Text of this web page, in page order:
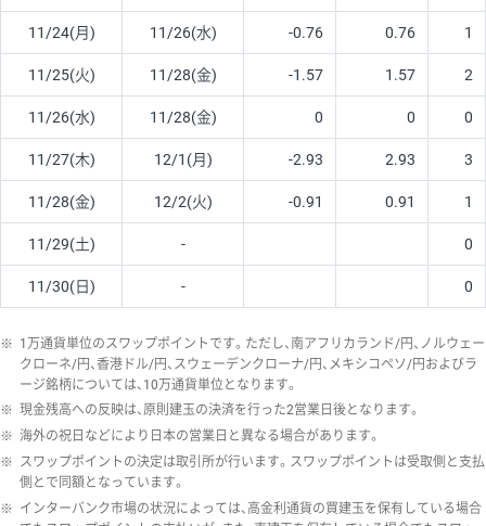
11/24(月) 11/26(水) -0.76 0.76 1
11/25(火) 11/28(金) -1.57 1.57 2
11/26(水) 11/28(金) 0 0 0
11/27(木) 12/1(月) -2.93 2.93 3
11/28(金) 12/2(火) -0.91 0.91 1
11/29(土) - 0
11/30(日) - 0
※ 1万通貨単位のスワップポイントです。ただし、南アフリカランド/円、ノルウェー
クローネ/円、香港ドル/円、スウェーデンクローナ/円、メキシコペソ/円およびラ
ージ銘柄については、10万通貨単位となります。
※ 現金残高への反映は、原則建玉の決済を行った2営業日後となります。
※ 海外の祝日などにより日本の営業日と異なる場合があります。
※ スワップポイントの決定は取引所が行います。スワップポイントは受取側と支払
側とで同額となっています。
※ インターバンク市場の状況によっては、高金利通貨の買建玉を保有している場合